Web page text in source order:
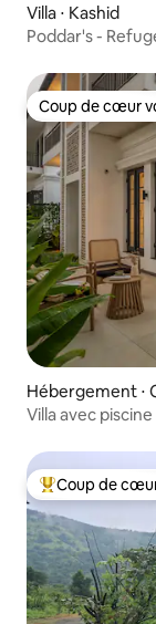
Villa ⋅ Kashid
Poddar's -
Coup de cœur
Coup de cœur
Hébergement ⋅
Villa avec
Coups de cœur
Coup de